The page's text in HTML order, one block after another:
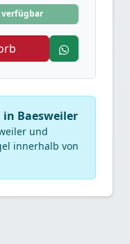
Baesweiler
und
innerhalb von